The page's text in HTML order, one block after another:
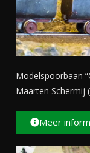
Modelspoorbaan
Maarten Schermij
Meer